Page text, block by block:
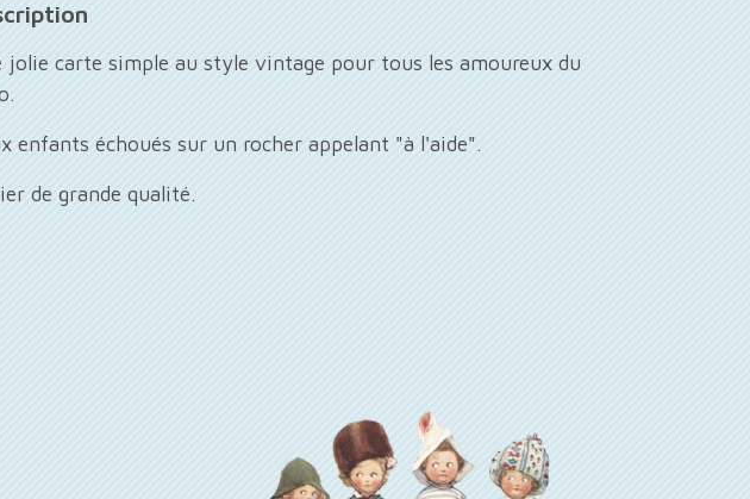
jolie carte simple au style vintage pour tous les amoureux du
enfants échoués sur un rocher appelant "à l'aide".
de grande qualité.